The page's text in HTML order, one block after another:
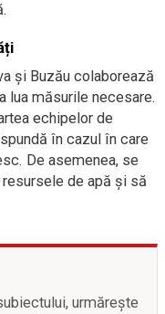
și Buzău colaborează
lua măsurile necesare.
echipelor de
în cazul în care
De asemenea, se
de apă și să
urmărește